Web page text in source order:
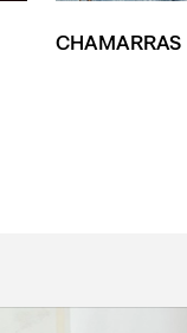
CHAMARRAS